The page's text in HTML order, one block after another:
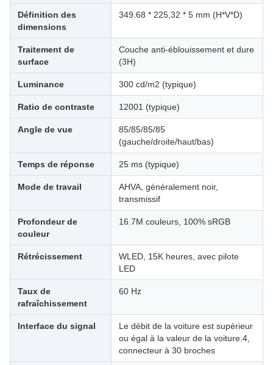
Définition des
dimensions
349.68 * 225,32 * 5 mm (H*V*D)
Traitement de
surface
Couche anti-éblouissement et dure
(3H)
Luminance 300 cd/m2 (typique)
Ratio de contraste 12001 (typique)
Angle de vue
85/85/85/85
(gauche/droite/haut/bas)
Temps de réponse 25 ms (typique)
Mode de travail
AHVA, généralement noir,
transmissif
Profondeur de
couleur
16.7M couleurs, 100% sRGB
Rétrécissement
WLED, 15K heures, avec pilote
LED
Taux de
rafraîchissement
60 Hz
Interface du signal
Le débit de la voiture est supérieur
ou égal à la valeur de la voiture.4,
connecteur à 30 broches